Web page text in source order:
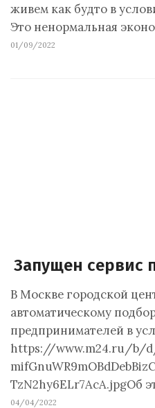
живем как будто в
Это ненормальная
01/09/2022
Запущен сервис
В Москве городской
автоматическому
предпринимателей в
https://www.m24.ru/b/d/
TzN2hy6ELr7AcA.jpgОб
04/04/2022